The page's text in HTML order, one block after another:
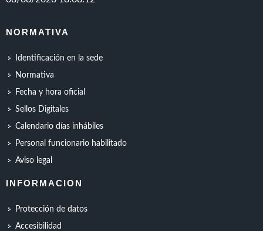
NORMATIVA
Identificación en la sede
Normativa
Fecha y hora oficial
Sellos Digitales
Calendario días inhábiles
Personal funcionario habilitado
Aviso legal
INFORMACION
Protección de datos
Accesibilidad